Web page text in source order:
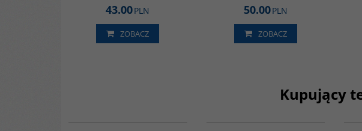
43.00PLN
ZOBACZ
50.00PLN
ZOBACZ
Kupujący